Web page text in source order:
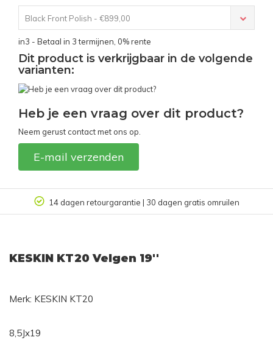
Black Front Polish - €899,00
in3 - Betaal in 3 termijnen, 0% rente
Dit product is verkrijgbaar in de volgende
varianten:
Heb je een vraag over dit product?
Neem gerust contact met ons op.
E-mail verzenden
14 dagen retourgarantie | 30 dagen gratis omruilen
KESKIN KT20 Velgen 19''
Merk: KESKIN KT20
8,5Jx19